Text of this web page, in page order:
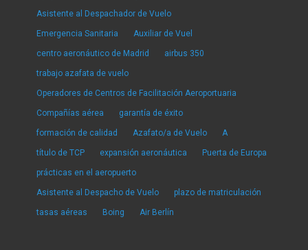
Asistente al Despachador de Vuelo
Emergencia Sanitaria Auxiliar de Vuel
centro aeronáutico de Madrid airbus 350
trabajo azafata de vuelo
Operadores de Centros de Facilitación Aeroportuaria
Compañías aérea garantía de éxito
formación de calidad Azafato/a de Vuelo A
título de TCP expansión aeronáutica Puerta de Europa
prácticas en el aeropuerto
Asistente al Despacho de Vuelo plazo de matriculación
tasas aéreas Boing Air Berlín